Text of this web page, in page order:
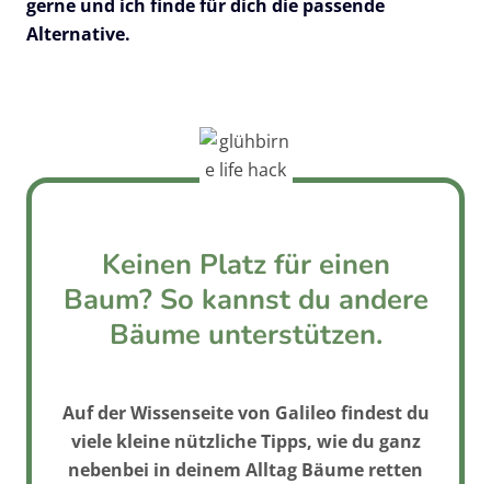
gerne und ich finde für dich die passende
Alternative.
Keinen Platz für einen
Baum? So kannst du andere
Bäume unterstützen.
Auf der Wissenseite von Galileo findest du
viele kleine nützliche Tipps, wie du ganz
nebenbei in deinem Alltag Bäume retten